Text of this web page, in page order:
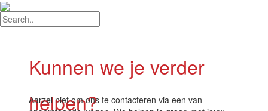
Kunnen we je verder
helpen?
Aarzel niet om ons te contacteren via een van